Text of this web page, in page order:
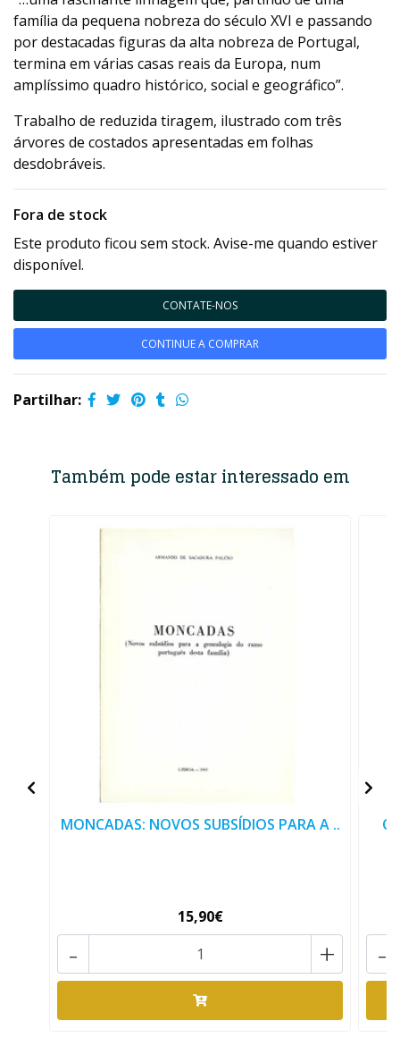
família da pequena nobreza do século XVI e passando
por destacadas figuras da alta nobreza de Portugal,
termina em várias casas reais da Europa, num
amplíssimo quadro histórico, social e geográfico”.
Trabalho de reduzida tiragem, ilustrado com três
árvores de costados apresentadas em folhas
desdobráveis.
Fora de stock
Este produto ficou sem stock. Avise-me quando estiver
disponível.
CONTATE-NOS
CONTINUE A COMPRAR
Partilhar:
Também pode estar interessado em
MONCADAS: NOVOS SUBSÍDIOS PARA A ..
15,90€
+
-
O
-